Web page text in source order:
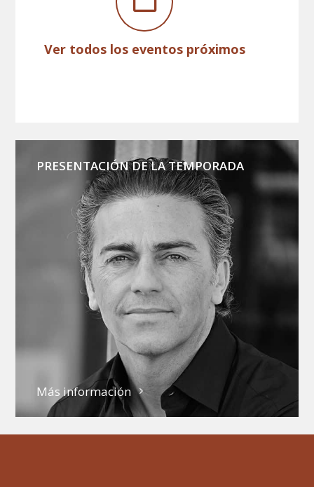
Ver todos los eventos próximos
PRESENTACIÓN DE LA TEMPORADA
Más información